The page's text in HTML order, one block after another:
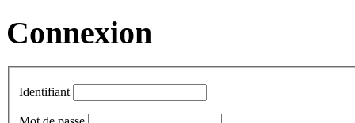
Connexion
Identifiant